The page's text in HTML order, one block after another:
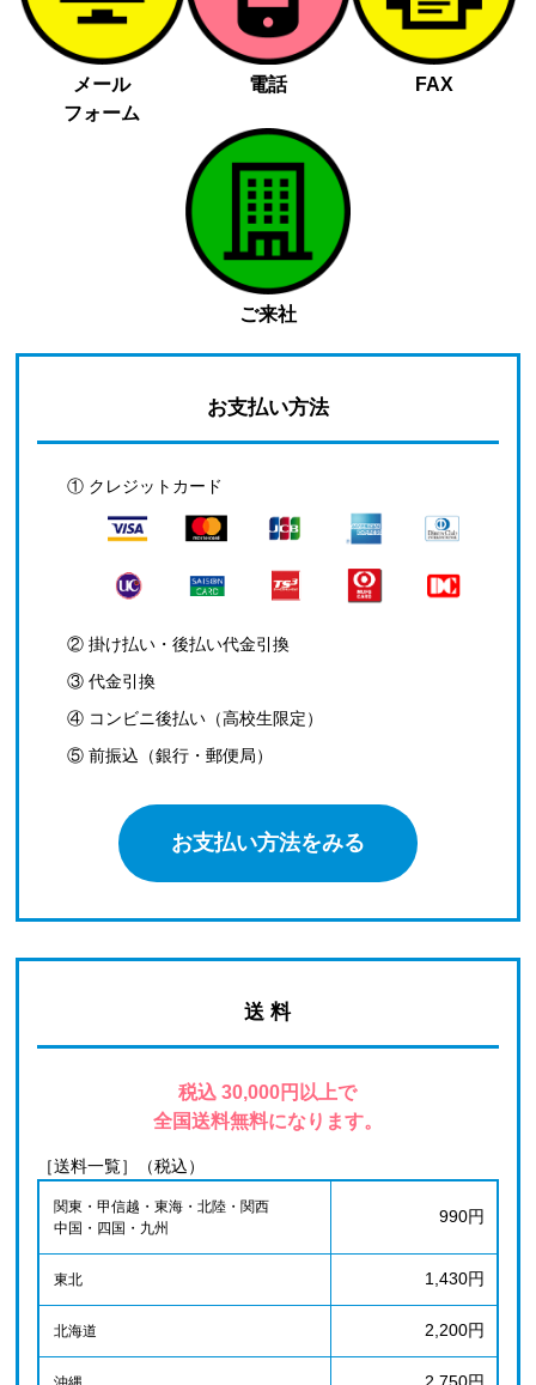
メール
フォーム
電話 FAX
ご来社
お支払い方法
① クレジットカード
② 掛け払い・後払い代金引換
③ 代金引換
④ コンビニ後払い（高校生限定）
⑤ 前振込（銀行・郵便局）
お支払い方法をみる
送 料
税込 30,000円以上で
全国送料無料になります。
［送料一覧］（税込）
関東・甲信越・東海・北陸・関西
中国・四国・九州
990円
東北 1,430円
北海道 2,200円